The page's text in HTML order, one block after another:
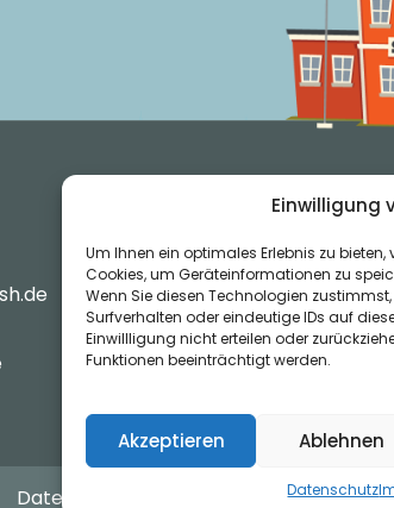
Einwilligung
Um Ihnen ein optimales Erlebnis zu
Cookies, um Geräteinformationen zu
Wenn Sie diesen Technologien
Surfverhalten oder eindeutige IDs auf
Einwillligung nicht erteilen oder
Funktionen beeinträchtigt werden.
Akzeptieren Ablehnen
Datenschutz
Datenschutz